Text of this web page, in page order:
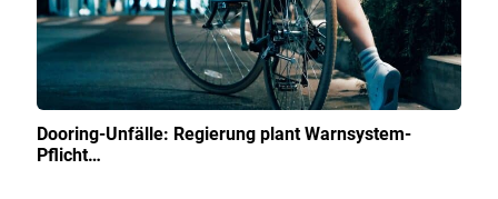
Dooring-Unfälle: Regierung plant Warnsystem-
Pflicht…